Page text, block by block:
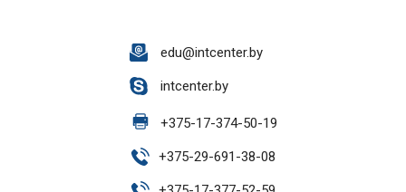
edu@intcenter.by
intcenter.by
+375-17-374-50-19
+375-29-691-38-08